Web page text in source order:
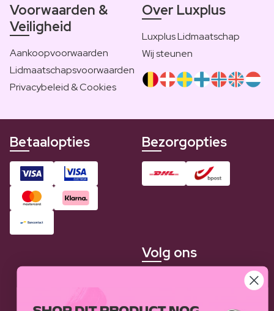
Voorwaarden &
Veiligheid
Aankoopvoorwaarden
Lidmaatschapsvoorwaarden
Privacybeleid & Cookies
Over Luxplus
Luxplus Lidmaatschap
Wij steunen
Betaalopties Bezorgopties
Volg ons